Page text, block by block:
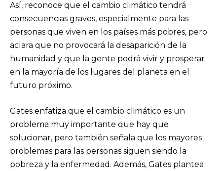
Así, reconoce que el cambio climático tendrá
consecuencias graves, especialmente para las
personas que viven en los países más pobres, pero
aclara que no provocará la desaparición de la
humanidad y que la gente podrá vivir y prosperar
en la mayoría de los lugares del planeta en el
futuro próximo.
Gates enfatiza que el cambio climático es un
problema muy importante que hay que
solucionar, pero también señala que los mayores
problemas para las personas siguen siendo la
pobreza y la enfermedad. Además, Gates plantea